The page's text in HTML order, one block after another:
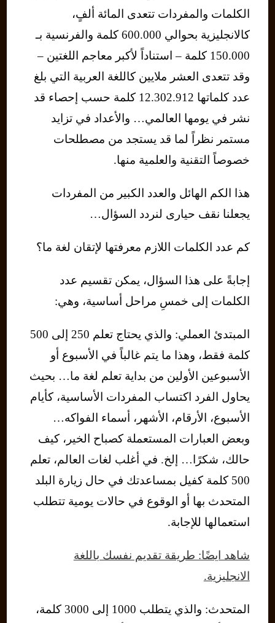
الكلمات والمفردات تتعدى المائة ألفٍ،
كالانجليزية بحوالي 600.000 كلمة والفرنسية بـ
150.000 كلمة – استناداً لأكبر معاجم اللغتين –
وقد تتعدى العشر ملايين كاللغة العربية التي بلغ
عدد كلماتها 12.302.912 كلمة حسب إحصاء قد
نشر في يومها العالمي… والأعداد في تزايد
مستمر نظراً لما قد يستجد من مصطلحات
خصوصاً التقنية والعلمية منها.
هذا الكم الهائل والعدد الكبير من المفردات
يجعلنا نقف حيارى لنردد السؤال…
كم عدد الكلمات اللازم معرفتها لإتقان لغة ما؟
إجابةً على هذا السؤال، يمكن تقسيم عدد
الكلمات إلى خمسِ مراحل أساسية، وهي:
المبتدئ العملي: والذي يحتاج تعلم 250 إلى 500
كلمة فقط، وهذا ما يتم غالباً في الأسبوع أو
الأسبوعين الأولين من بداية تعلم لغة ما… بحيث
يحاول الفرد اكتساب المفردات الأساسية، كأيام
الأسبوع، الأرقام، الأشهر، أسماء الفواكه…
وبعض العبارات المستعملة كصباح الخير، كيف
حالك، شكرًا… إلخ. في أغلب لغات العالم، تعلم
500 كلمة كفيل بمساعدتك في حال زيارة البلد
المتحدث بها أو الوقوع في حالات يومية تتطلب
استعمالها للإجابة.
شاهد ايضًا: طريقة تقديم نفسك باللغة
الانجليزية.
المتحدث: والذي يتطلب 1000 إلى 3000 كلمة،